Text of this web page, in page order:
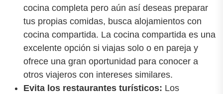
cocina completa pero aún así deseas preparar
tus propias comidas, busca alojamientos con
cocina compartida. La cocina compartida es una
excelente opción si viajas solo o en pareja y
ofrece una gran oportunidad para conocer a
otros viajeros con intereses similares.
Evita los restaurantes turísticos: Los